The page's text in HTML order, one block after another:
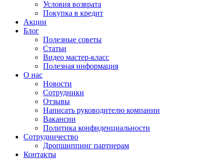
Условия возврата
Покупка в кредит
Акции
Блог
Полезные советы
Статьи
Видео мастер-класс
Полезная информация
О нас
Новости
Сотрудники
Отзывы
Написать руководителю компании
Вакансии
Политика конфиденциальности
Сотрудничество
Дропшиппинг партнерам
Контакты